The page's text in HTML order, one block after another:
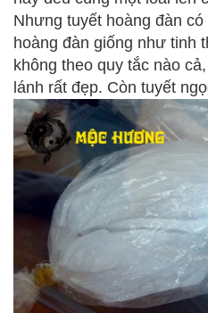
Nhưng tuyết hoàng đàn
hoàng đàn giống như tinh
không theo quy tắc nào
lánh rất đẹp. Còn tuyết